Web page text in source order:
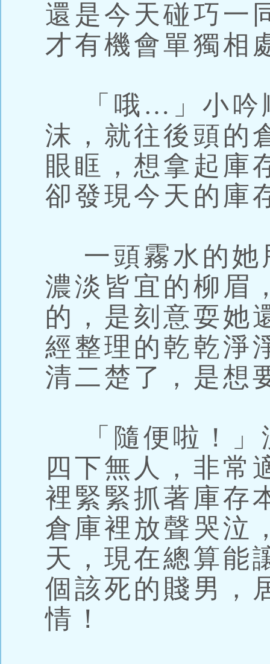
還是今天碰巧一
才有機會單獨相
「哦…」小吟
沫，就往後頭的
眼眶，想拿起庫
卻發現今天的庫
一頭霧水的她
濃淡皆宜的柳眉
的，是刻意耍她
經整理的乾乾淨
清二楚了，是想
「隨便啦！」
四下無人，非常
裡緊緊抓著庫存
倉庫裡放聲哭泣
天，現在總算能
個該死的賤男，
情！